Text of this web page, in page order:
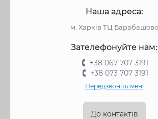
Наша адреса:
м. Харків ТЦ Барабашово
Зателефонуйте нам:
+38 067 707 3191
+38 073 707 3191
Передзвоніть мені
До контактів